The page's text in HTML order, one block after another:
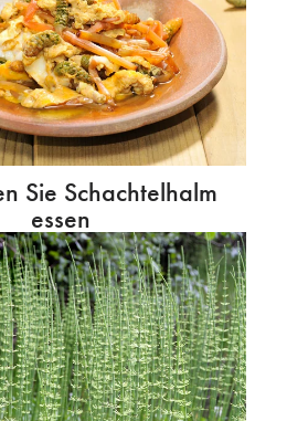
Sie Schachtelhalm
essen